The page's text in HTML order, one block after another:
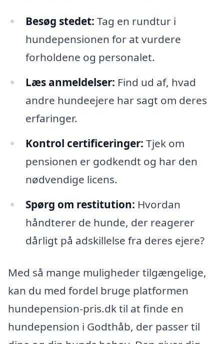
Besøg stedet: Tag en rundtur i
hundepensionen for at vurdere
forholdene og personalet.
Læs anmeldelser: Find ud af, hvad
andre hundeejere har sagt om deres
erfaringer.
Kontrol certificeringer: Tjek om
pensionen er godkendt og har den
nødvendige licens.
Spørg om restitution: Hvordan
håndterer de hunde, der reagerer
dårligt på adskillelse fra deres ejere?
Med så mange muligheder tilgængelige,
kan du med fordel bruge platformen
hundepension-pris.dk til at finde en
hundepension i Godthåb, der passer til